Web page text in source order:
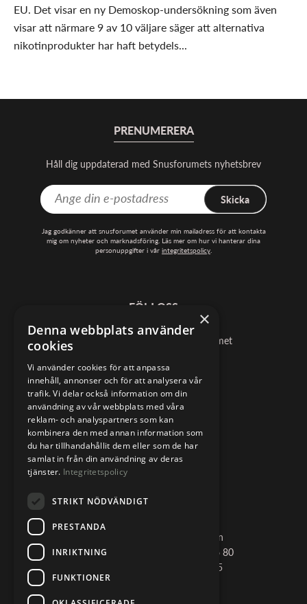
EU. Det visar en ny Demoskop-undersökning som även
visar att närmare 9 av 10 väljare säger att alternativa
nikotinprodukter har haft betydels...
PRENUMERERA
Håll dig uppdaterad med Snusforumets nyhetsbrev
Skicka
Jag godkänner att snusforumet använder min mailadress för att kontakta
mig om nyheter och marknadsföring. Läs mer om hur vi hanterar dina
personuppgifter i vår integritetspolicy.
FÖLJ OSS
Följ debatten om snus @snusforumet
Twitter
Facebook
YouTube
Svenska Snustillverkarföreningen
C/O Livsmedelsföretagen, Box 556 80
Storgatan 19, Stockholm 102 15
×
Denna webbplats använder
cookies
Vi använder cookies för att anpassa
innehåll, annonser och för att analysera vår
trafik. Vi delar också information om din
användning av vår webbplats med våra
reklam- och analyspartners som kan
kombinera den med annan information som
du har tillhandahållit dem eller som de har
samlat in från din användning av deras
tjänster. Integritetspolicy
STRIKT NÖDVÄNDIGT
PRESTANDA
INRIKTNING
FUNKTIONER